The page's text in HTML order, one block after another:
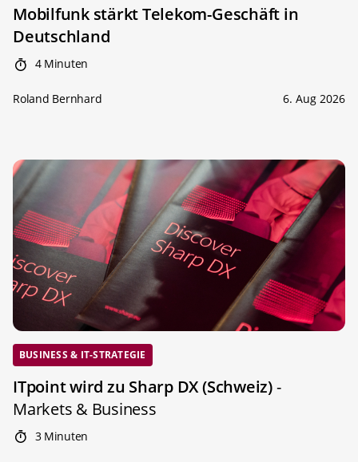
Mobilfunk stärkt Telekom-Geschäft in
Deutschland
4 Minuten
Roland Bernhard 6. Aug 2026
BUSINESS & IT-STRATEGIE
ITpoint wird zu Sharp DX (Schweiz)-
Markets & Business
3 Minuten